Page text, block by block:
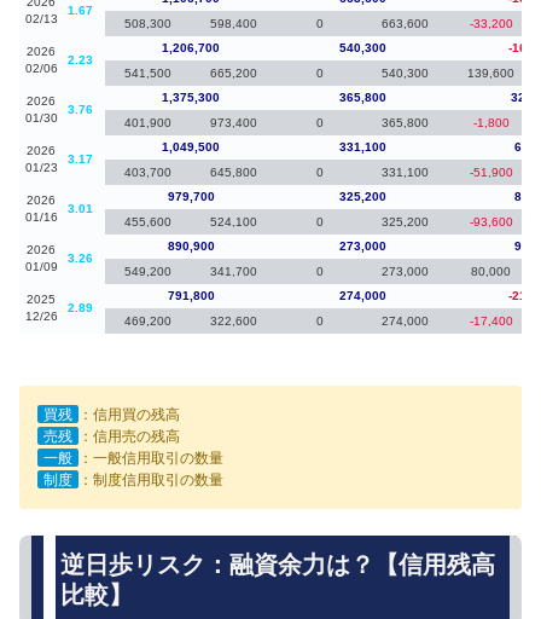
02/13
1.67
508,300
598,400 0 663,600 -33,200
2026
02/06
2.23
1,206,700 540,300
-
541,500
665,200 0 540,300 139,600
2026
01/30
3.76
1,375,300 365,800
401,900
973,400 0 365,800 -1,800
2026
01/23
3.17
1,049,500 331,100
403,700
645,800 0 331,100 -51,900
2026
01/16
3.01
979,700 325,200
455,600
524,100 0 325,200 -93,600
2026
01/09
3.26
890,900 273,000
549,200
341,700 0 273,000 80,000
2025
12/26
2.89
791,800 274,000
-
469,200
322,600 0 274,000 -17,400
買残
：信用買の残高
売残
：信用売の残高
一般
：一般信用取引の数量
制度
：制度信用取引の数量
逆日歩リスク：融資余力は？【信用残高
比較】